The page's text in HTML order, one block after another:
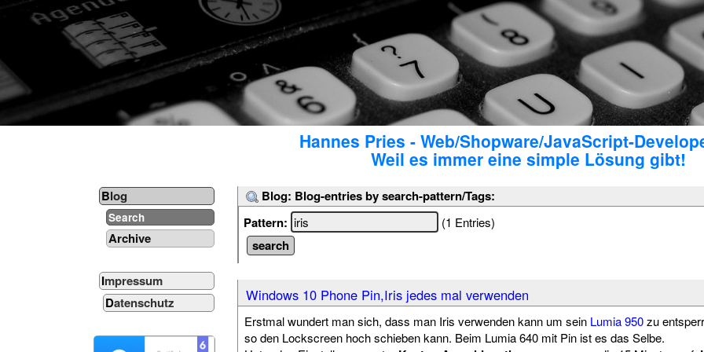
Hannes Pries - Web/Shopware/JavaScript-
Weil es immer eine simple Lösung gibt!
Blog
Search
Archive
Impressum
Datenschutz
Blog: Blog-entries by search-pattern/Tags:
Pattern:
(1 Entries)
Windows 10 Phone Pin,Iris jedes mal verwenden
Erstmal wundert man sich, dass man Iris verwenden kann um sein Lumia 950zu
so den Lockscreen hoch schieben kann. Beim Lumia 640 mit Pin ist es das Selbe.